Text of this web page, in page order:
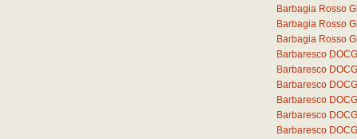
Barbagia Rosso
Barbagia Rosso
Barbagia Rosso
Barbaresco
Barbaresco
Barbaresco
Barbaresco
Barbaresco
Barbaresco